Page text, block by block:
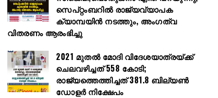
സെപ്റ്റംബറിൽ രാജ്യവ്യാപക
ക്യാമ്പയിൻ നടത്തും, അംഗത്വ
വിതരണം ആരംഭിച്ചു
2021 മുതൽ മോദി വിദേശയാത്രയ്ക്ക്
ചെലവഴിച്ചത് 558 കോടി;
രാജ്യത്തെത്തിച്ചത് 381.8 ബില്യൺ
ഡോളർ നിക്ഷേപം